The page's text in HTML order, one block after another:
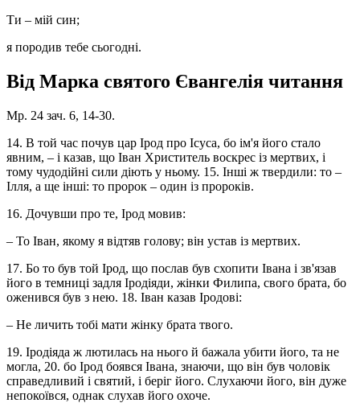
Ти – мій син;
я породив тебе сьогодні.
Від Марка святого Євангелія читання
Мр. 24 зач. 6, 14-30.
14. В той час почув цар Ірод про Ісуса, бо ім'я його стало
явним, – і казав, що Іван Христитель воскрес із мертвих, і
тому чудодійні сили діють у ньому. 15. Інші ж твердили: то –
Ілля, а ще інші: то пророк – один із пророків.
16. Дочувши про те, Ірод мовив:
– То Іван, якому я відтяв голову; він устав із мертвих.
17. Бо то був той Ірод, що послав був схопити Івана і зв'язав
його в темниці задля Іродіяди, жінки Филипа, свого брата, бо
оженився був з нею. 18. Іван казав Іродові:
– Не личить тобі мати жінку брата твого.
19. Іродіяда ж лютилась на нього й бажала убити його, та не
могла, 20. бо Ірод боявся Івана, знаючи, що він був чоловік
справедливий і святий, і беріг його. Слухаючи його, він дуже
непокоївся, однак слухав його охоче.